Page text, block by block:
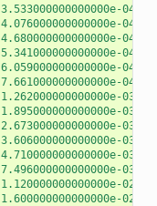
3.533000000000000e-04
4.076000000000000e-04
4.680000000000000e-04
5.341000000000000e-04
6.059000000000000e-04
7.661000000000000e-04
1.262000000000000e-03
1.895000000000000e-03
2.673000000000000e-03
3.606000000000000e-03
4.710000000000000e-03
7.496000000000000e-03
1.120000000000000e-02
1.600000000000000e-02